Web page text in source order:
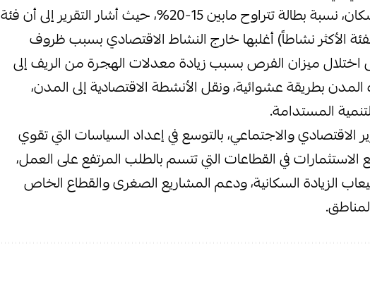
ويُقابل هذا التحول في عدد السكان، نسبة بطالة تتراوح مابين 15-20%، حيث أشار التقرير إلى أن فئة
سن الـ24 (وهي الفئة الأكثر نشاطاً) أغلبها خارج النشاط الاقتصادي بسبب ظروف
اختلال ميزان الفرص بسبب زيادة معدلات الهجرة من الريف إلى
بطريقة عشوائية، ونقل الأنشطة الاقتصادية إلى المدن،
المستدامة.
والاجتماعي، بالتوسع في إعداد السياسات التي تقوي
في القطاعات التي تتسم بالطلب المرتفع على العمل،
الزيادة السكانية، ودعم المشاريع الصغرى والقطاع الخاص